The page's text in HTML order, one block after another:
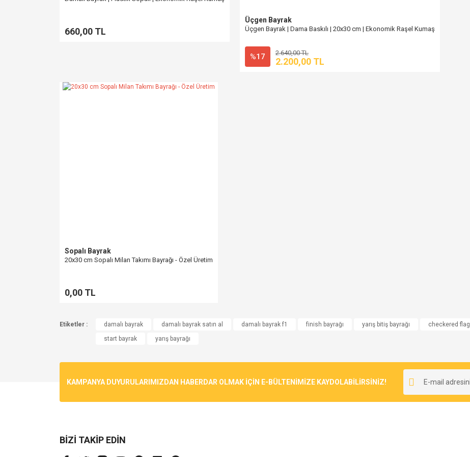
660,00 TL
Üçgen Bayrak
Üçgen Bayrak | Dama Baskılı | 20x30 cm | Ekonomik Raşel Kumaş
%17 2.640,00 TL
2.200,00 TL
Sopalı Bayrak
20x30 cm Sopalı Milan Takımı Bayrağı - Özel Üretim
0,00 TL
Etiketler : damalı bayrak damalı bayrak satın al damalı bayrak f1 finish bayrağı yarış bitiş bayrağı checkered flag
start bayrak
yarış bayrağı
KAMPANYA DUYURULARIMIZDAN HABERDAR OLMAK İÇİN E-BÜLTENİMİZE KAYDOLABİLİRSİNİZ!
BİZİ TAKİP EDİN